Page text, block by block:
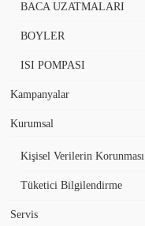
BACA UZATMALARI
BOYLER
ISI POMPASI
Kampanyalar
Kurumsal
Kişisel Verilerin Korunması
Tüketici Bilgilendirme
Servis